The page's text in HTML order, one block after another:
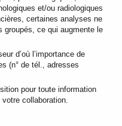
et/ou radiologiques
certaines analyses ne
groupés, ce qui augmente le
d’où l’importance de
(n° de tél., adresses
pour toute information
collaboration.